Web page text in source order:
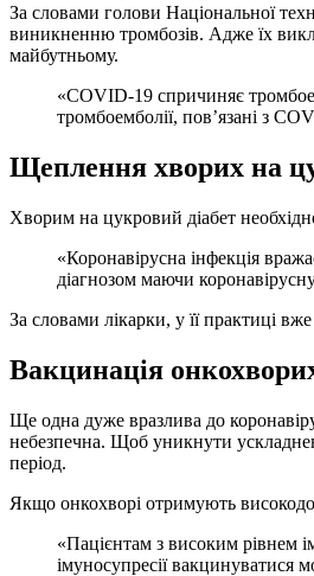
За словами голови Національної
виникненню тромбозів. Адже їх
майбутньому.
«COVID-19 спричиняє
тромбоемболії, пов’язані з
Щеплення хворих на
Хворим на цукровий діабет
«Коронавірусна інфекція
діагнозом маючи
За словами лікарки, у її практиці
Вакцинація
Ще одна дуже вразлива до
небезпечна. Щоб уникнути
період.
Якщо онкохворі отримують
«Пацієнтам з високим рівнем
імуносупресії вакцинуватися